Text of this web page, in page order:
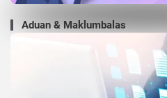
Aduan & Maklumbalas